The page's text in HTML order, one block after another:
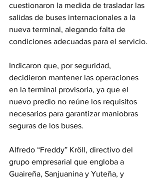
cuestionaron la medida de trasladar las
salidas de buses internacionales a la
nueva terminal, alegando falta de
condiciones adecuadas para el servicio.
Indicaron que, por seguridad,
decidieron mantener las operaciones
en la terminal provisoria, ya que el
nuevo predio no reúne los requisitos
necesarios para garantizar maniobras
seguras de los buses.
Alfredo “Freddy” Kröll, directivo del
grupo empresarial que engloba a
Guaireña, Sanjuanina y Yuteña, y